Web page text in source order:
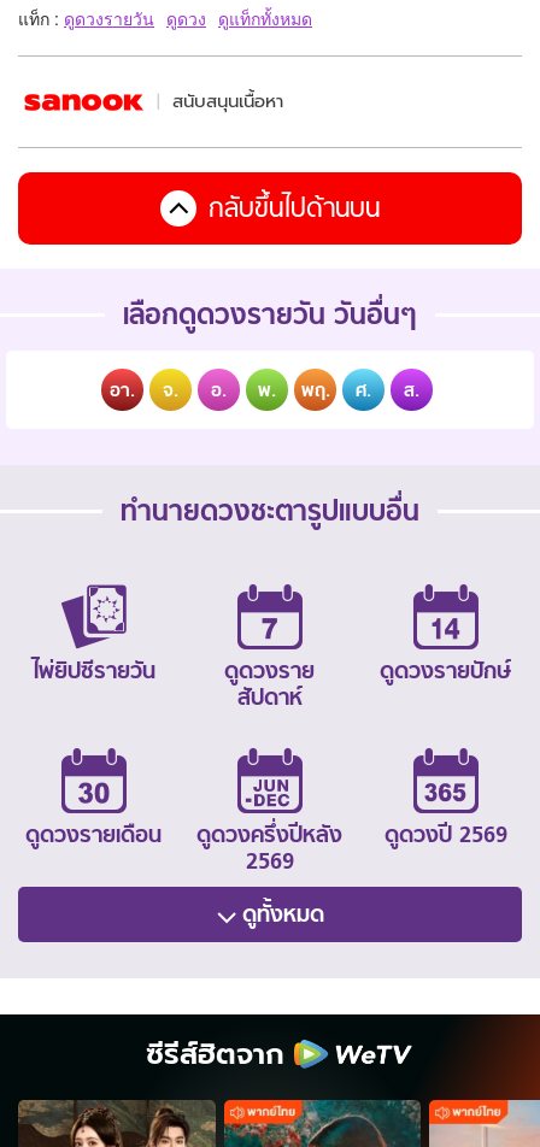
แท็ก : ดูดวงรายวัน ดูดวง ดูแท็กทั้งหมด
สนับสนุนเนื้อหา
กลับขึ้นไปด้านบน
เลือกดูดวงรายวัน วันอื่นๆ
อา. จ. อ. พ. พฤ. ศ. ส.
ทำนายดวงชะตารูปแบบอื่น
ไพ่ยิปซีรายวัน
ดูดวงราย
สัปดาห์
ดูดวงรายปักษ์
ดูดวงรายเดือน
ดูดวงครึ่งปีหลัง
2569
ดูดวงปี 2569
ดูทั้งหมด
ซีรีส์ฮิตจาก